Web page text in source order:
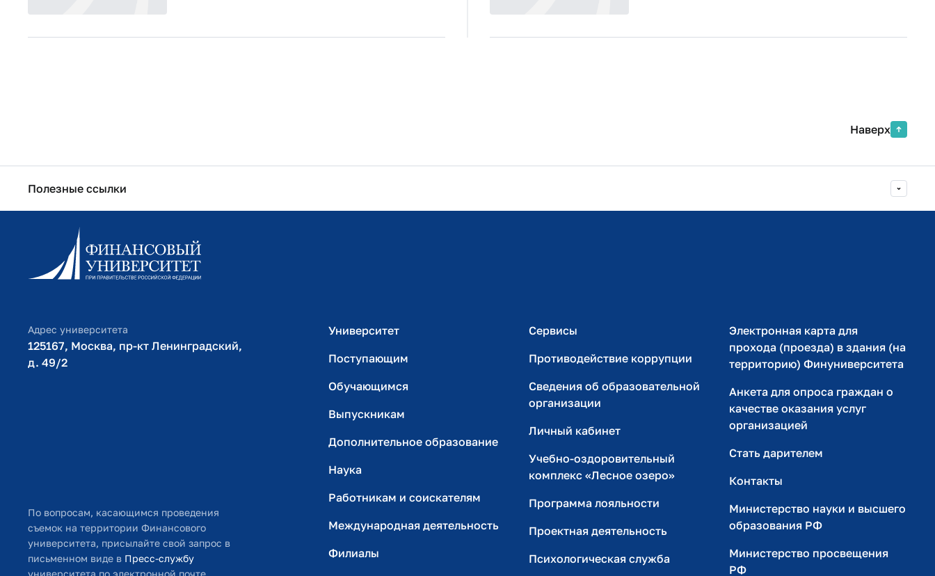
Наверх
Полезные ссылки
Информационно-образовательный портал
Личный кабинет поступающего
Библиотечно-информационный комплекс
Адрес университета
125167, Москва, пр-кт Ленинградский,
д. 49/2​
По вопросам, касающимся проведения
съемок на территории Финансового
университета, присылайте свой запрос в
письменном виде в Пресс-службу
университета по электронной почте
Университет
Поступающим
Обучающимся
Выпускникам
Дополнительное образование
Наука
Работникам и соискателям
Международная деятельность
Филиалы
Сервисы
Противодействие коррупции
Сведения об образовательной
организации
Личный кабинет
Учебно-оздоровительный
комплекс «Лесное озеро»
Программа лояльности
Проектная деятельность
Психологическая служба
Электронная карта для
прохода (проезда) в здания (на
территорию) Финуниверситета
Анкета для опроса граждан о
качестве оказания услуг
организацией
Стать дарителем
Контакты
Министерство науки и высшего
образования РФ
Министерство просвещения
РФ